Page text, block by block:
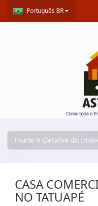
Português BR
Home Detalhe do
CASA
NO TATUAPÉ